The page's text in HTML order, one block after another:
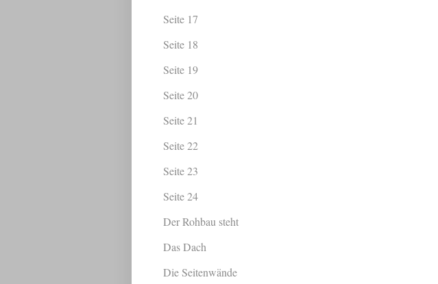
Seite 17
Seite 18
Seite 19
Seite 20
Seite 21
Seite 22
Seite 23
Seite 24
Der Rohbau steht
Das Dach
Die Seitenwände